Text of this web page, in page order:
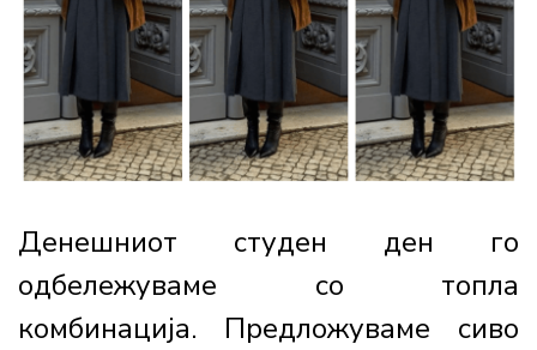
Денешниот студен ден го
одбележуваме со топла
комбинација. Предложуваме сиво